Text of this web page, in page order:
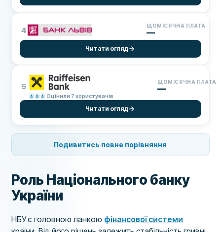
4 ЩОМІСЯЧНА ПЛАТА
—
Читати огляд
5
Оцінили 7 користувачів
ЩОМІСЯЧНА ПЛАТА
—
Читати огляд
Подивитись повне порівняння
Роль Національного банку
України
НБУ є головною ланкою фінансової системи